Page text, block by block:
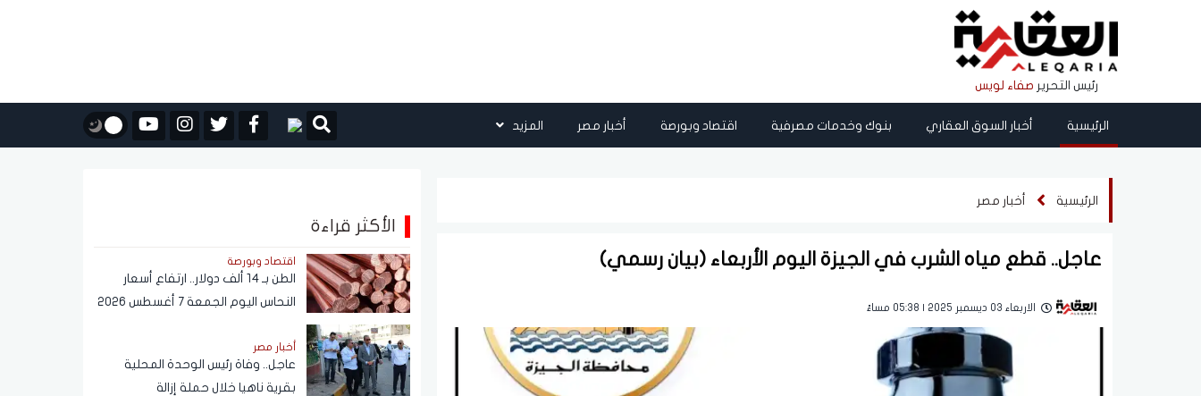
رئيس التحرير صفاء لويس
الرئيسية أخبار السوق العقاري بنوك وخدمات مصرفية اقتصاد وبورصة أخبار مصر المزيد
الرئيسية أخبار مصر
عاجل.. قطع مياه الشرب في الجيزة اليوم الأربعاء (بيان رسمي)
الاربعاء 03 ديسمبر 2025 | 05:38 مساءً
الأكثر قراءة
اقتصاد وبورصة
الطن بـ 14 ألف دولار.. ارتفاع أسعار
النحاس اليوم الجمعة 7 أغسطس 2026
أخبار مصر
عاجل.. وفاة رئيس الوحدة المحلية
بقرية ناهيا خلال حملة إزالة